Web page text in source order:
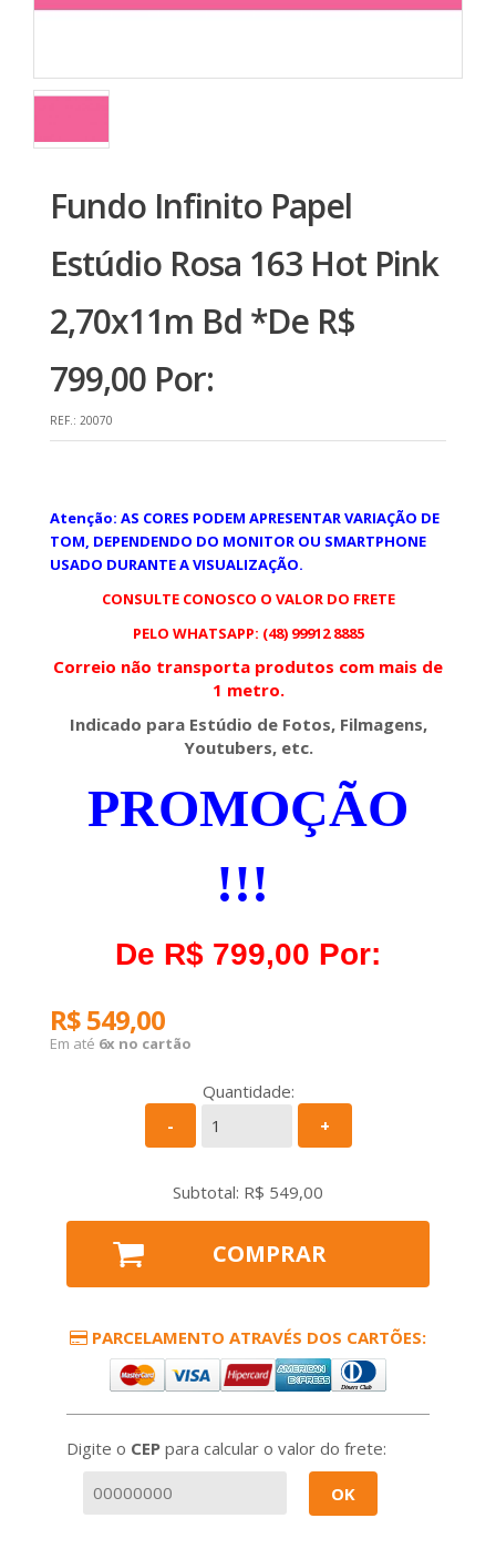
Fundo Infinito Papel
Estúdio Rosa 163 Hot Pink
2,70x11m Bd *De R$
799,00 Por:
REF.: 20070
Atenção: AS CORES PODEM APRESENTAR VARIAÇÃO DE
TOM, DEPENDENDO DO MONITOR OU SMARTPHONE
USADO DURANTE A VISUALIZAÇÃO.
CONSULTE CONOSCO O VALOR DO FRETE
PELO WHATSAPP: (48) 99912 8885
Correio não transporta produtos com mais de
1 metro.
Indicado para Estúdio de Fotos, Filmagens,
Youtubers, etc.
PROMOÇÃO
!!!
De R$ 799,00 Por:
R$ 549,00
Em até 6x no cartão
Quantidade:
-
+
Subtotal: R$ 549,00
COMPRAR
PARCELAMENTO ATRAVÉS DOS CARTÕES:
Digite o CEP para calcular o valor do frete:
OK